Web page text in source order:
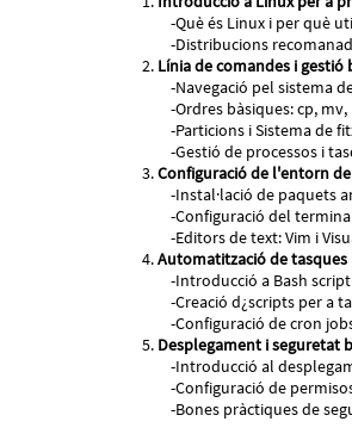
Què és Linux i per què
Distribucions
Línia de comandes i gestió
Navegació pel sistema
Ordres bàsiques: cp,
Particions i Sistema de
Gestió de processos i
Configuració de l'entorn
Instal·lació de paquets
Configuració del
Editors de text: Vim i
Automatització de tasques
Introducció a Bash
Creació d¿scripts per a
Configuració de cron
Desplegament i seguretat
Introducció al
Configuració de
Bones pràctiques de